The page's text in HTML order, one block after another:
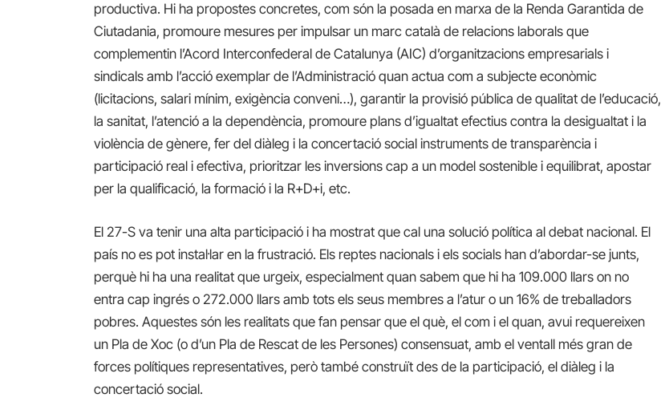
productiva. Hi ha propostes concretes, com són la posada en marxa de la Renda Garantida de
Ciutadania, promoure mesures per impulsar un marc català de relacions laborals que
complementin l’Acord Interconfederal de Catalunya (AIC) d’organitzacions empresarials i
sindicals amb l’acció exemplar de l’Administració quan actua com a subjecte econòmic
(licitacions, salari mínim, exigència conveni…), garantir la provisió pública de qualitat de l’educació,
la sanitat, l’atenció a la dependència, promoure plans d’igualtat efectius contra la desigualtat i la
violència de gènere, fer del diàleg i la concertació social instruments de transparència i
participació real i efectiva, prioritzar les inversions cap a un model sostenible i equilibrat, apostar
per la qualificació, la formació i la R+D+i, etc.
El 27-S va tenir una alta participació i ha mostrat que cal una solució política al debat nacional. El
país no es pot instal·lar en la frustració. Els reptes nacionals i els socials han d’abordar-se junts,
perquè hi ha una realitat que urgeix, especialment quan sabem que hi ha 109.000 llars on no
entra cap ingrés o 272.000 llars amb tots els seus membres a l’atur o un 16% de treballadors
pobres. Aquestes són les realitats que fan pensar que el què, el com i el quan, avui requereixen
un Pla de Xoc (o d’un Pla de Rescat de les Persones) consensuat, ambel ventall més gran de
forces polítiques representatives, però també construït des de la participació, el diàleg i la
concertació social.